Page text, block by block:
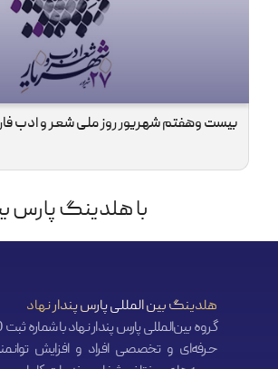
بیست وهفتم شهریور روز ملی شعر و ادب
با هلدینگ پارس
هلدینگ بین المللی پارس پندار نهاد
حرفه‌ای و تخصصی افراد و افزایش